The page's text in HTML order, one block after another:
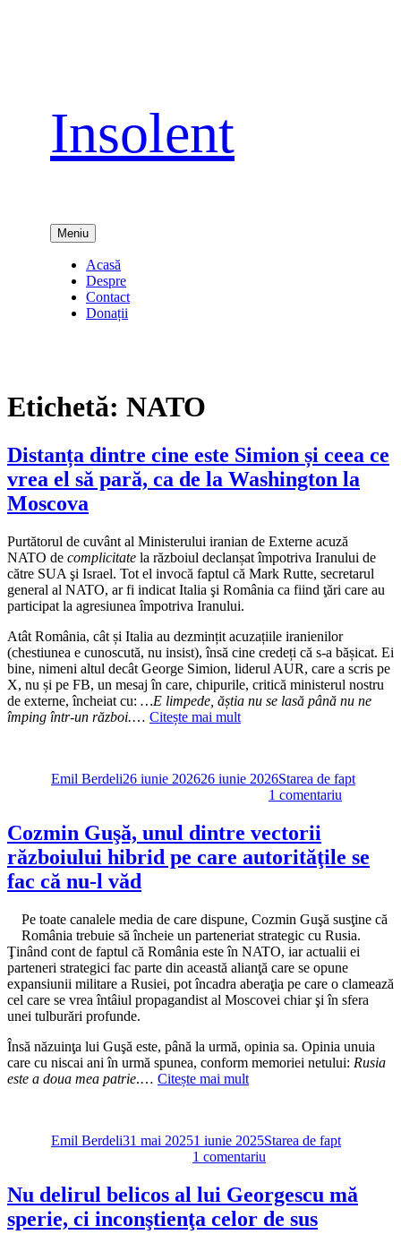
Insolent
Meniu
Acasă
Despre
Contact
Donații
Etichetă: NATO
Distanța dintre cine este Simion și ceea ce
vrea el să pară, ca de la Washington la
Moscova
Purtătorul de cuvânt al Ministerului iranian de Externe acuză
NATO de complicitate la războiul declanșat împotriva Iranului de
către SUA şi Israel. Tot el invocă faptul că Mark Rutte, secretarul
general al NATO, ar fi indicat Italia şi România ca fiind ţări care au
participat la agresiunea împotriva Iranului.
Atât România, cât și Italia au dezmințit acuzațiile iranienilor
(chestiunea e cunoscută, nu insist), însă cine credeți că s-a bășicat. Ei
bine, nimeni altul decât George Simion, liderul AUR, care a scris pe
X, nu și pe FB, un mesaj în care, chipurile, critică ministerul nostru
de externe, încheiat cu: …E limpede, ăștia nu se lasă până nu ne
împing într-un război.… Citește mai mult
Emil Berdeli26 iunie 202626 iunie 2026Starea de fapt
1 comentariu
este
ce
vrea
el
să
pară,
ca
la
Cozmin Guşă, unul dintre vectorii
războiului hibrid pe care autorităţile se
fac că nu-l văd
Pe toate canalele media de care dispune, Cozmin Guşă susţine că
România trebuie să încheie un parteneriat strategic cu Rusia.
Ţinând cont de faptul că România este în NATO, iar actualii ei
parteneri strategici fac parte din această alianţă care se opune
expansiunii militare a Rusiei, pot încadra aberaţia pe care o clamează
cel care se vrea întâiul propagandist al Moscovei chiar şi în sfera
unei tulburări profunde.
Însă năzuinţa lui Guşă este, până la urmă, opinia sa. Opinia unuia
care cu niscai ani în urmă spunea, conform memoriei netului: Rusia
este a doua mea patrie.… Citește mai mult
Emil Berdeli31 mai 20251 iunie 2025Starea de fapt
1 comentariu
Guşă,
unul
dintre
Nu delirul belicos al lui Georgescu mă
sperie, ci inconştienţa celor de sus